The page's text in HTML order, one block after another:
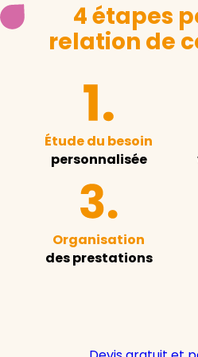
4 étapes
relation de
Étude du besoin
personnalisée
Organisation
des prestations